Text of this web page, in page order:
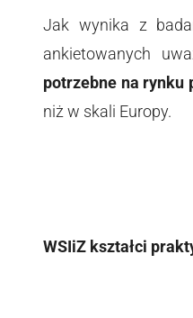
Jak wynika z
ankietowanych
potrzebne na rynku
niż w skali Europy.
WSIiZ kształci